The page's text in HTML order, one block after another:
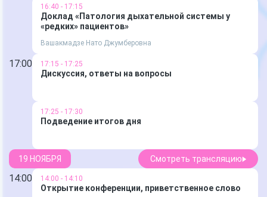
16:40 - 17:15
Доклад «Патология дыхательной системы у
«редких» пациентов»
Вашакмадзе Нато Джумберовна
17:00 17:15 - 17:25
Дискуссия, ответы на вопросы
17:25 - 17:30
Подведение итогов дня
19 НОЯБРЯ Смотреть трансляцию
14:00 14:00 - 14:10
Открытие конференции, приветственное слово